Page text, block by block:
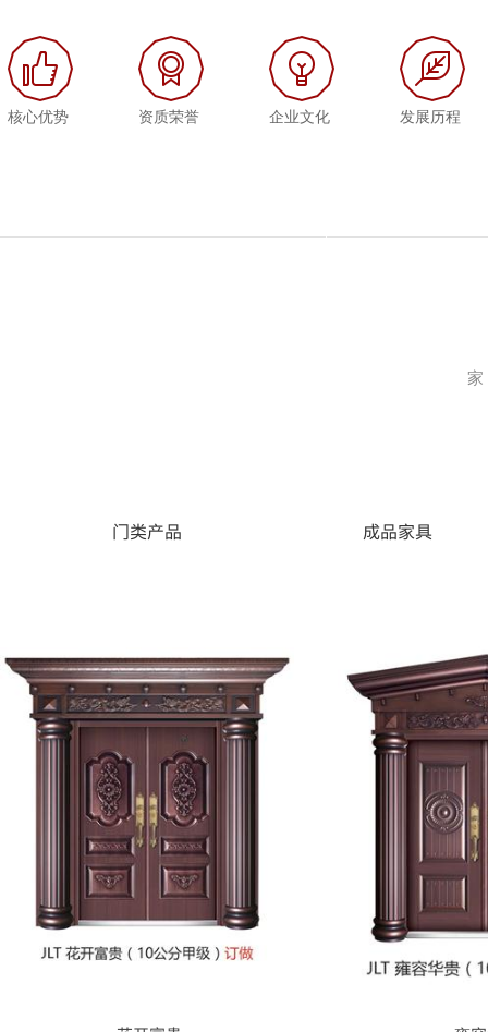
资质荣誉
核心优势 企业文化 发展历程
门类产品 成品家具